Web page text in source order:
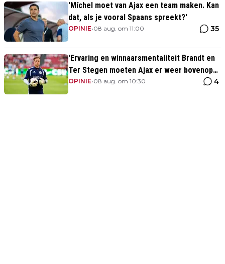
'Míchel moet van Ajax een team maken. Kan
dat, als je vooral Spaans spreekt?'
OPINIE•08 aug. om 11:00 35
'Ervaring en winnaarsmentaliteit Brandt en
Ter Stegen moeten Ajax er weer bovenop
helpen'
OPINIE•08 aug. om 10:30 4